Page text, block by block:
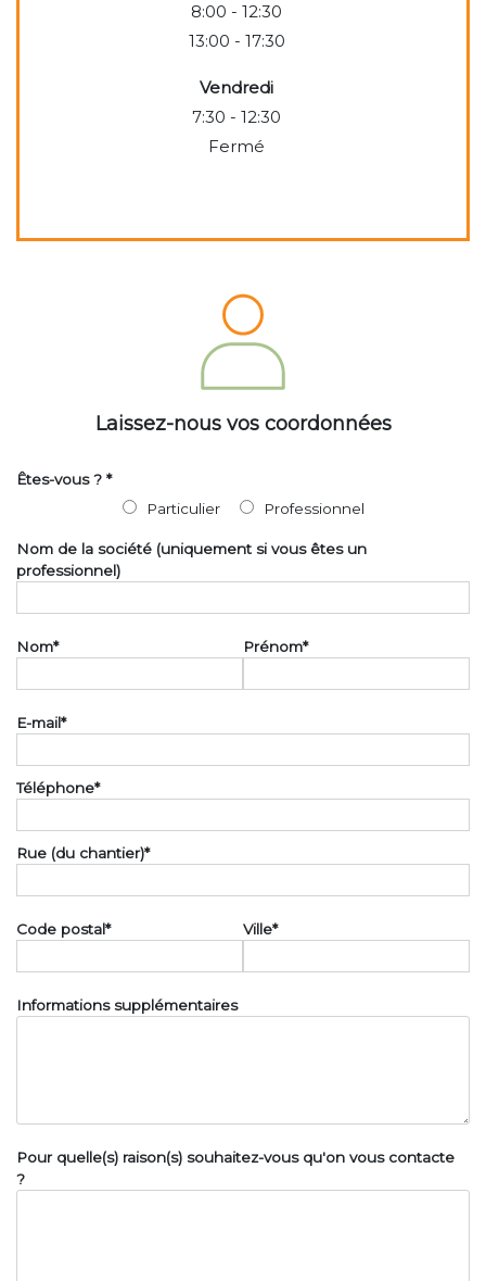
8:00 - 12:30
13:00 - 17:30
Vendredi
7:30 - 12:30
Fermé
Laissez-nous vos coordonnées
Êtes-vous ? *
Particulier
Professionnel
Nom de la société (uniquement si vous êtes un
professionnel)
Nom* Prénom*
E-mail*
Téléphone*
Rue (du chantier)*
Code postal* Ville*
Informations supplémentaires
Pour quelle(s) raison(s) souhaitez-vous qu'on vous contacte
?